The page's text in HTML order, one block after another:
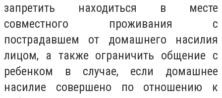
запретить находиться в месте
совместного проживания с
пострадавшем от домашнего насилия
лицом, а также ограничить общение с
ребенком в случае, если домашнее
насилие совершено по отношению к